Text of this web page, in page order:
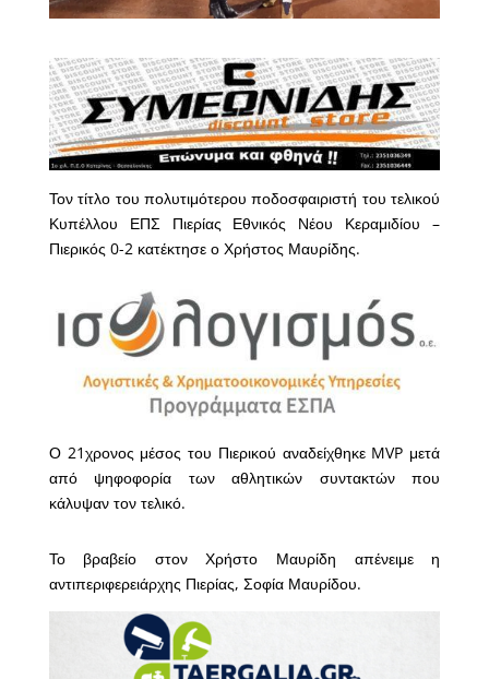
Τον τίτλο του πολυτιμότερου ποδοσφαιριστή του τελικού
Κυπέλλου ΕΠΣ Πιερίας Εθνικός Νέου Κεραμιδίου –
Πιερικός 0-2 κατέκτησε ο Χρήστος Μαυρίδης.
Ο 21χρονος μέσος του Πιερικού αναδείχθηκε MVP μετά
από ψηφοφορία των αθλητικών συντακτών που
κάλυψαν τον τελικό.
Το βραβείο στον Χρήστο Μαυρίδη απένειμε η
αντιπεριφερειάρχης Πιερίας, Σοφία Μαυρίδου.